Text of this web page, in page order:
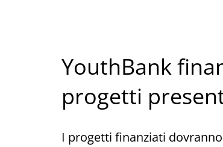
YouthBank
progetti
I progetti finanziati